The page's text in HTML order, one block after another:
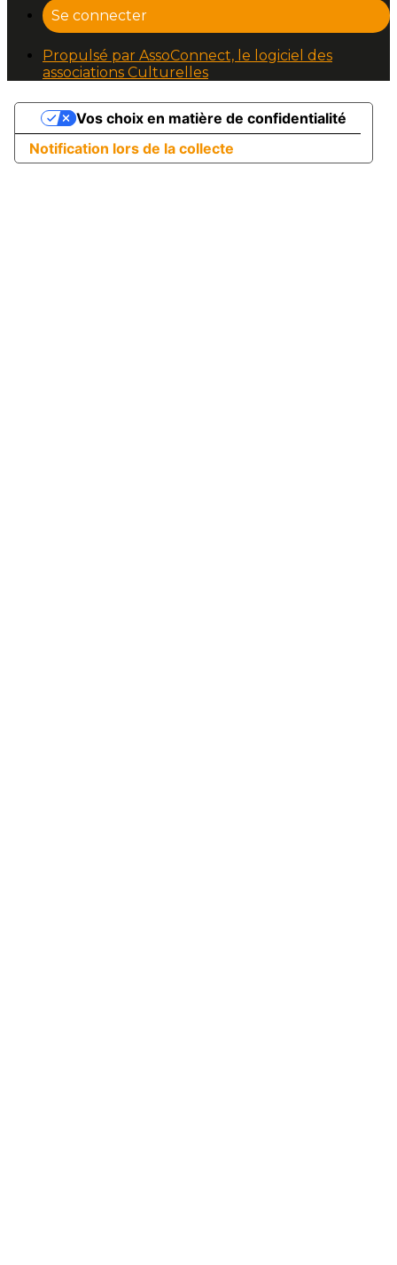
Se connecter
Propulsé par AssoConnect, le logiciel des
associations Culturelles
Notification lors de la collecte
Vos choix en matière de confidentialité